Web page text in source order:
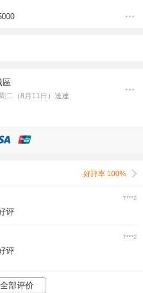
區
二（8月11日）送達
好評率 100%
7***2
评
7***2
评
部评价